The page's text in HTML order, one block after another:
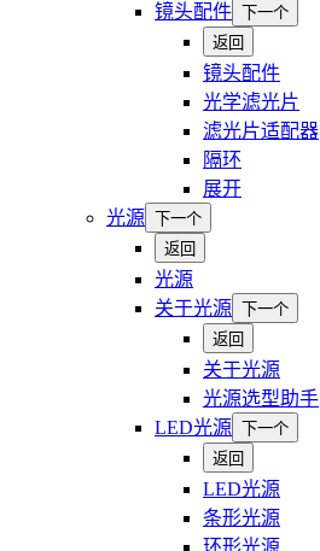
镜头配件
下一个
返回
镜头配件
光学滤光片
滤光片适配器
隔环
展开
光源
下一个
返回
光源
关于光源
下一个
返回
关于光源
光源选型助手
LED光源
下一个
返回
LED光源
条形光源
环形光源